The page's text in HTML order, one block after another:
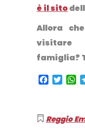
è il sito
Allora
visitare
famiglia?
Reggio